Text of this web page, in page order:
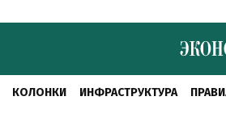
КОЛОНКИ ИНФРАСТРУКТУРА